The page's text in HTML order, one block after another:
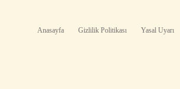
Anasayfa Gizlilik Politikası Yasal Uyarı